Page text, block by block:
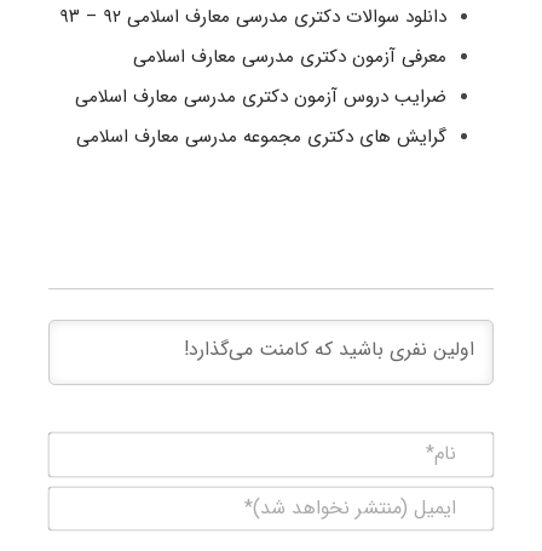
دانلود سوالات دکتری مدرسی معارف اسلامی ۹۲ – ۹۳
معرفی آزمون دکتری مدرسی معارف اسلامی
ضرایب دروس آزمون دکتری مدرسی معارف اسلامی
گرایش های دکتری مجموعه مدرسی معارف اسلامی
(منتشر